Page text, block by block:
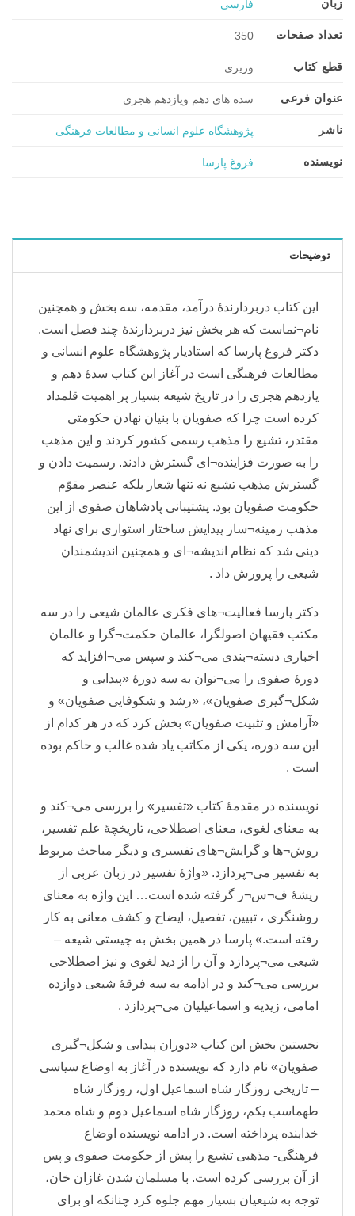
زبان فارسی
تعداد صفحات 350
قطع کتاب وزیری
عنوان فرعی سده های دهم ویازدهم هجری
ناشر پژوهشگاه علوم انسانی و مطالعات فرهنگی
نویسنده فروغ پارسا
توضیحات
این کتاب دربردارندهٔ درآمد، مقدمه، سه بخش و همچنین
نام¬نماست که هر بخش نیز دربردارندهٔ چند فصل است.
دکتر فروغ پارسا که استادیار پژوهشگاه علوم انسانی و
مطالعات فرهنگی است در آغاز این کتاب سدهٔ دهم و
یازدهم هجری را در تاریخ شیعه بسیار پر اهمیت قلمداد
کرده است چرا که صفویان با بنیان نهادن حکومتی
مقتدر، تشیع را مذهب رسمی کشور کردند و این مذهب
را به صورت فزاینده¬ای گسترش دادند. رسمیت دادن و
گسترش مذهب تشیع نه تنها شعار بلکه عنصر مقوّم
حکومت صفویان بود. پشتیبانی پادشاهان صفوی از این
مذهب زمینه¬ساز پیدایش ساختار استواری برای نهاد
دینی شد که نظام اندیشه¬ای و همچنین اندیشمندان
شیعی را پرورش داد .
دکتر پارسا فعالیت¬های فکری عالمان شیعی را در سه
مکتب فقیهان اصولگرا، عالمان حکمت¬گرا و عالمان
اخباری دسته¬بندی می¬کند و سپس می¬افزاید که
دورهٔ صفوی را می¬توان به سه دورهٔ «پیدایی و
شکل¬گیری صفویان»، «رشد و شکوفایی صفویان» و
«آرامش و تثبیت صفویان» بخش کرد که در هر کدام از
این سه دوره، یکی از مکاتب یاد شده غالب و حاکم بوده
است .
نویسنده در مقدمهٔ کتاب «تفسیر» را بررسی می¬کند و
به معنای لغوی، معنای اصطلاحی، تاریخچهٔ علم تفسیر،
روش¬ها و گرایش¬های تفسیری و دیگر مباحث مربوط
به تفسیر می¬پردازد. «واژهٔ تفسیر در زبان عربی از
ریشهٔ ف¬س¬ر گرفته شده است… این واژه به معنای
روشنگری ، تبیین، تفصیل، ایضاح و کشف معانی به کار
رفته است.» پارسا در همین بخش به چیستی شیعه –
شیعی می¬پردازد و آن را از دید لغوی و نیز اصطلاحی
بررسی می¬کند و در ادامه به سه فرقهٔ شیعی دوازده
امامی، زیدیه و اسماعیلیان می¬پردازد .
نخستین بخش این کتاب «دوران پیدایی و شکل¬گیری
صفویان» نام دارد که نویسنده در آغاز به اوضاع سیاسی
– تاریخی روزگار شاه اسماعیل اول، روزگار شاه
طهماسب یکم، روزگار شاه اسماعیل دوم و شاه محمد
خدابنده پرداخته است. در ادامه نویسنده اوضاع
فرهنگی- مذهبی تشیع را پیش از حکومت صفوی و پس
از آن بررسی کرده است. با مسلمان شدن غازان خان،
توجه به شیعیان بسیار مهم جلوه کرد چنانکه او برای